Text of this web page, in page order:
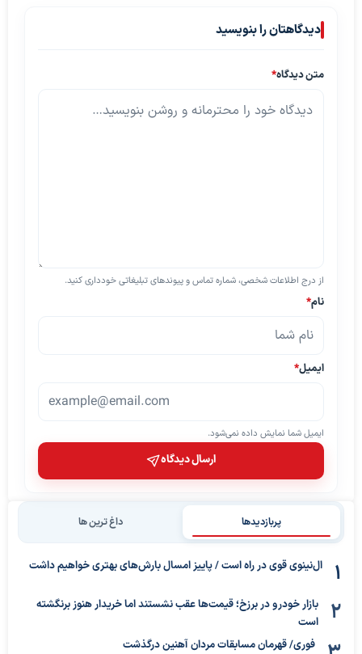
دیدگاهتان را بنویسید
متن دیدگاه*
از درج اطلاعات شخصی، شماره تماس و پیوندهای تبلیغاتی خودداری کنید.
نام*
ایمیل*
ایمیل شما نمایش داده نمی‌شود.
ارسال دیدگاه
پربازدیدها داغ ترین ها
ال‌نینوی قوی در راه است / پاییز امسال بارش‌های بهتری خواهیم داشت
بازار خودرو در برزخ؛ قیمت‌ها عقب نشستند اما خریدار هنوز برنگشته
است
فوری/ قهرمان مسابقات مردان آهنین درگذشت